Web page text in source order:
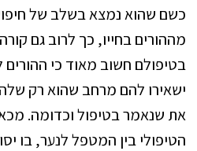
כשם שהוא נמצא בשלב של
מההורים בחייו, כך לרוב גם
בטיפולם חשוב מאוד כי ההורים
ישאירו להם מרחב שהוא רק
את שנאמר בטיפול וכדומה.
הטיפולי בין המטפל לנער, בו